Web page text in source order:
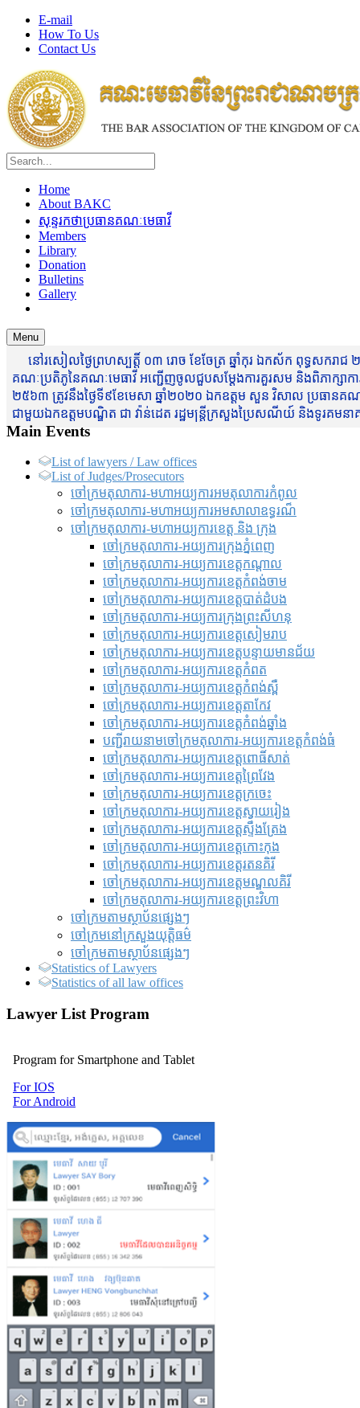
E-mail
How To Us
Contact Us
Home
About BAKC
សុន្ទរកថាប្រធានគណៈមេធាវី
Members
Library
Donation
Bulletins
Gallery
Menu
នៅរសៀលថ្ងៃព្រហស្បត្តិ៍ ០៣ រោច ខែចែត្រ ឆ្នាំកុរ ឯកស័ក ពុទ្ធសករាជ
គណៈប្រតិភូនៃគណៈមេធាវី អញ្ជើញចូលជួបសម្តែងការគួរសម និងពិភាក្សាកា
២៥៦៣ ត្រូវនឹងថ្ងៃទី៩ខែមេសា ឆ្នាំ២០២០ ឯកឧត្តម សួន វិសាល ប្រធានគណ
ជាមួយឯកឧត្តមបណ្ឌិត ជា វ៉ាន់ដេត រដ្ឋមន្រ្តីក្រសួងប្រៃសណីយ៍ និងទូរគ
Main Events
List of lawyers / Law offices
List of Judges/Prosecutors
ចៅក្រមតុលាការ-មហាអយ្យការអមតុលាការកំពូល
ចៅក្រមតុលាការ-មហាអយ្យការអមសាលាឧទ្ធរណ៏
ចៅក្រមតុលាការ-មហាអយ្យការខេត្ត និង ក្រុង
ចៅក្រមតុលាការ-អយ្យការក្រុងភ្នំពេញ
ចៅក្រមតុលាការ-អយ្យការខេត្តកណ្តាល
ចៅក្រមតុលាការ-អយ្យការខេត្តកំពង់ចាម
ចៅក្រមតុលាការ-អយ្យការខេត្តបាត់ដំបង
ចៅក្រមតុលាការ-អយ្យការ​ក្រុងព្រះសីហនុ
ចៅក្រមតុលាការ-អយ្យការខេត្តសៀមរាប
ចៅក្រមតុលាការ-អយ្យការខេត្តបន្ទាយមានជ័យ
ចៅក្រមតុលាការ-អយ្យការខេត្តកំពត
ចៅក្រមតុលាការ-អយ្យការខេត្តកំពង់ស្ពឺ
ចៅក្រមតុលាការ-អយ្យការខេត្តតាកែវ
ចៅក្រមតុលាការ-អយ្យការខេត្តកំពង់ឆ្នាំង
បញ្ជីរាយនាមចៅក្រមតុលាការ-អយ្យការខេត្តកំពង់ធំ
ចៅក្រមតុលាការ-អយ្យការខេត្តពោធិ៍សាត់
ចៅក្រមតុលាការ-អយ្យការខេត្តព្រៃវែង
ចៅក្រមតុលាការ-អយ្យការខេត្តក្រចេះ
ចៅក្រមតុលាការ-អយ្យការខេត្តស្វាយរៀង
ចៅក្រមតុលាការ-អយ្យការខេត្តស្ទឹងត្រែង
ចៅក្រមតុលាការ-អយ្យការខេត្តកោះកុង
ចៅក្រមតុលាការ-អយ្យការខេត្តរតនគិរី
ចៅក្រមតុលាការ-អយ្យការខេត្តមណ្ឌលគិរី
ចៅក្រមតុលាការ-អយ្យការខេត្តព្រះវិហា
ចៅក្រមតាមស្ថាប័នផ្សេងៗ
ចៅក្រមនៅក្រសួងយុត្តិធម៌
ចៅក្រមតាមស្ថាប័នផ្សេងៗ
Statistics of Lawyers
Statistics of all law offices
Lawyer List Program
Program for Smartphone and Tablet
For IOS
For Android